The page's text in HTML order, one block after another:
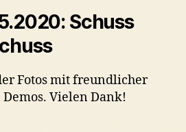
Schuss
Fotos mit freundlicher
Vielen Dank!